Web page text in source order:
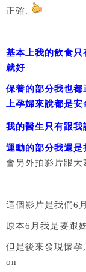
正確.
基本上我的飲食
就好
保養的部分我也
上孕婦來說都是安
我的醫生只有跟
運動的部分我還
會另外拍影片跟大
這個影片是我們6
原本6月我是要跟
但是後來發現懷
on